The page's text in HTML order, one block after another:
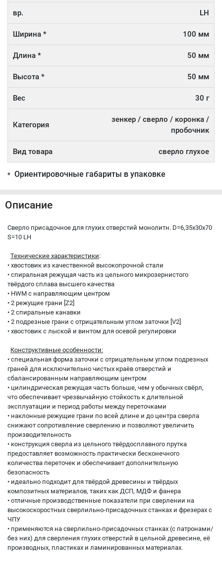
вр. LH
Ширина * 100 мм
Длина * 50 мм
Высота * 50 мм
Вес 30 г
Категория
зенкер / сверло / коронка /
пробочник
Вид товара сверло глухое
* Ориентировочные габариты в упаковке
Описание
Сверло присадочное для глухих отверстий монолитн. D=6,35x30x70
S=10 LH
Технические характеристики:
• хвостовик из качественной высокопрочной стали
• спиральная режущая часть из цельного микрозернистого
твёрдого сплава высшего качества
• HWM с направляющим центром
• 2 режущие грани [Z2]
• 2 спиральные канавки
• 2 подрезные грани с отрицательным углом заточки [V2]
• хвостовик с лыской и винтом для осевой регулировки
Конструктивные особенности:
• специальная форма заточки с отрицательным углом подрезных
граней для исключительно чистых краёв отверстий и
сбалансированным направляющим центром
• цилиндрическая режущая часть больше, чем у обычных свёрл,
что обеспечивает чрезвычайную стойкость к длительной
эксплуатации и период работы между переточками
• наклонные режущие грани по всей длине и до центра сверла
снижают сопротивление сверлению и позволяют увеличить
производительность
• конструкция сверла из цельного твёрдосплавного прутка
предоставляет возможность практически бесконечного
количества переточек и обеспечивает дополнительную
безопасность
• идеально подходит для твёрдой древесины и твёрдых
композитных материалов, таких как ДСП, МДФ и фанера
• отличные производственные показатели при сверлении на
высокоскоростных сверлильно-присадочных станках и фрезерах с
ЧПУ
• применяются на сверлильно-присадочных станках (с патронами/
без них) для сверления глухих отверстий в цельной древесине, её
производных, пластиках и ламинированных материалах.